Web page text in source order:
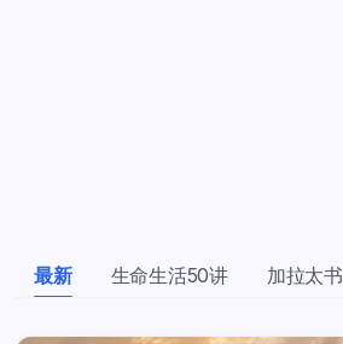
最新 生命生活50讲 加拉太书